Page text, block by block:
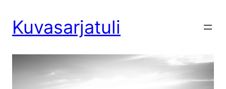
sisältöönKuvasarjatuli